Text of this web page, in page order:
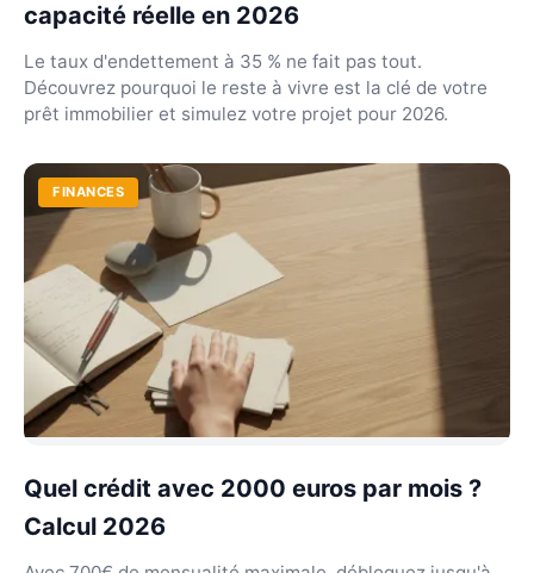
capacité réelle en 2026
Le taux d'endettement à 35 % ne fait pas tout.
Découvrez pourquoi le reste à vivre est la clé de votre
prêt immobilier et simulez votre projet pour 2026.
FINANCES
Quel crédit avec 2000 euros par mois ?
Calcul 2026